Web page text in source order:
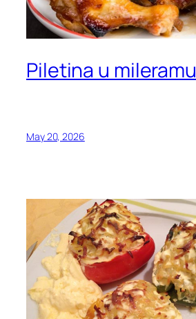
Piletina u mileramu
May 20, 2026